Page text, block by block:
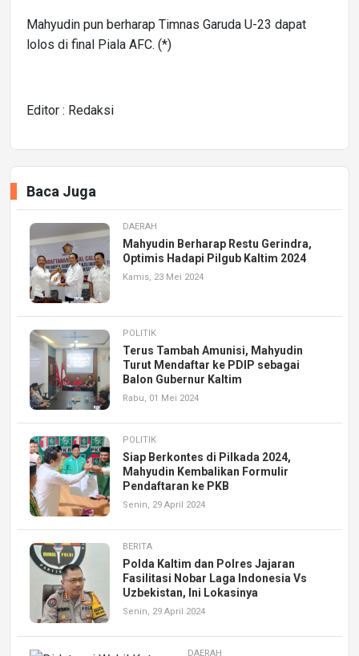
Mahyudin pun berharap Timnas Garuda U-23 dapat
lolos di final Piala AFC. (*)
Editor : Redaksi
Baca Juga
DAERAH
Mahyudin Berharap Restu Gerindra,
Optimis Hadapi Pilgub Kaltim 2024
Kamis, 23 Mei 2024
POLITIK
Terus Tambah Amunisi, Mahyudin
Turut Mendaftar ke PDIP sebagai
Balon Gubernur Kaltim
Rabu, 01 Mei 2024
POLITIK
Siap Berkontes di Pilkada 2024,
Mahyudin Kembalikan Formulir
Pendaftaran ke PKB
Senin, 29 April 2024
BERITA
Polda Kaltim dan Polres Jajaran
Fasilitasi Nobar Laga Indonesia Vs
Uzbekistan, Ini Lokasinya
Senin, 29 April 2024
DAERAH